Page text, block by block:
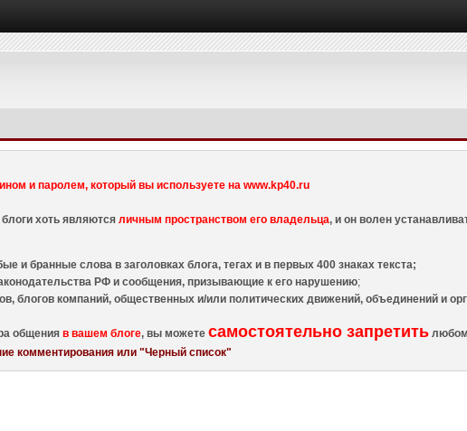
и паролем, который вы используете на www.kp40.ru
хоть являютсяличным пространством его владельца, и он волен
и бранные слова в заголовках блога, тегах и в первых 400 знаках текста;
РФ и сообщения, призывающие к его нарушению;
блогов компаний, общественных и/или политических движений, объединений и
общенияв вашем блоге, вы можетесамостоятельно запретить
комментирования или "Черный список"